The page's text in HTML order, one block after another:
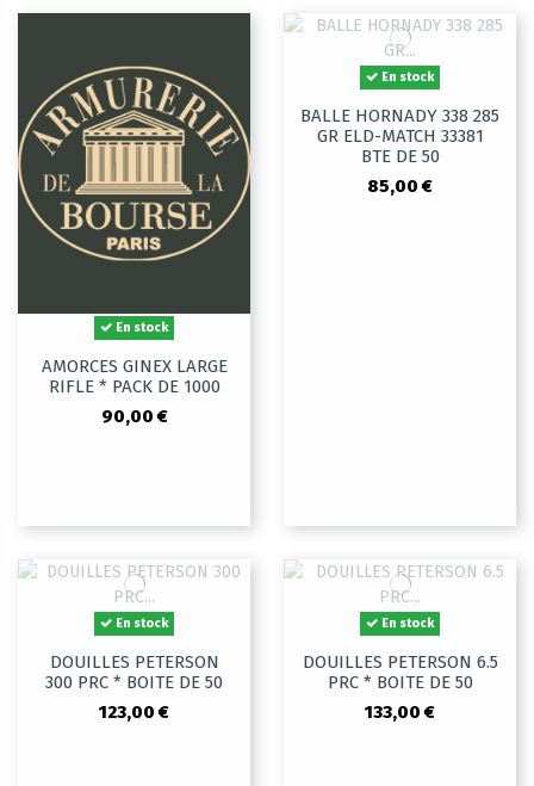
En stock
AMORCES GINEX LARGE
RIFLE * PACK DE 1000
90,00 €
En stock
BALLE HORNADY 338 285
GR ELD-MATCH 33381
BTE DE 50
85,00 €
En stock
DOUILLES PETERSON
300 PRC * BOITE DE 50
123,00 €
En stock
DOUILLES PETERSON 6.5
PRC * BOITE DE 50
133,00 €